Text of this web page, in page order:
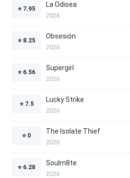
⭐ 7.95
La Odisea
2026
⭐ 8.25
Obsesión
2026
⭐ 6.56
Supergirl
2026
⭐ 7.5
Lucky Strike
2026
⭐ 0
The Isolate Thief
2026
⭐ 6.28
Soulm8te
2026